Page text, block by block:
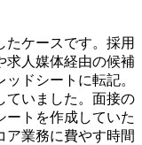
たケースです。採用
求人媒体経由の候補
ドシートに転記。
ていました。面接の
ートを作成していた
ア業務に費やす時間